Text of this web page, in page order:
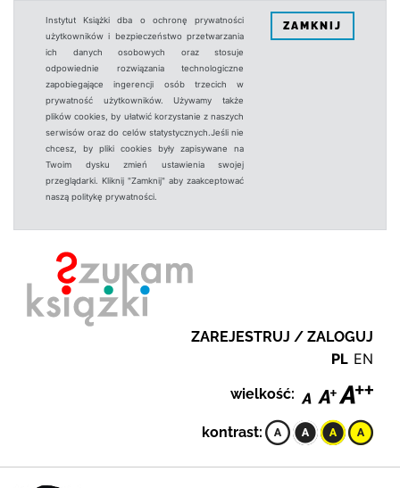
Instytut Książki dba o ochronę prywatności
użytkowników i bezpieczeństwo przetwarzania
ich danych osobowych oraz stosuje
odpowiednie rozwiązania technologiczne
zapobiegające ingerencji osób trzecich w
prywatność użytkowników. Używamy także
plików cookies, by ułatwić korzystanie z naszych
serwisów oraz do celów statystycznych.Jeśli nie
chcesz, by pliki cookies były zapisywane na
Twoim dysku zmień ustawienia swojej
przeglądarki. Kliknij "Zamknij" aby zaakceptować
naszą politykę prywatności.
ZAMKNIJ
ZAREJESTRUJ / ZALOGUJ
PL EN
wielkość:
kontrast: